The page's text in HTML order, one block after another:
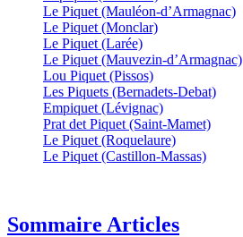
Le Piquet (Mauléon-d’Armagnac)
Le Piquet (Monclar)
Le Piquet (Larée)
Le Piquet (Mauvezin-d’Armagnac)
Lou Piquet (Pissos)
Les Piquets (Bernadets-Debat)
Empiquet (Lévignac)
Prat det Piquet (Saint-Mamet)
Le Piquet (Roquelaure)
Le Piquet (Castillon-Massas)
Sommaire Articles